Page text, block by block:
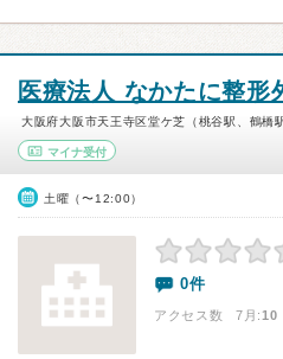
医療法人 なかたに整形
大阪府大阪市天王寺区堂ケ芝（桃谷駅、鶴橋
マイナ受付
土曜（〜12:00）
0件
アクセス数 7月:10